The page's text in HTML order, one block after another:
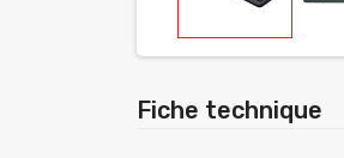
Fiche technique